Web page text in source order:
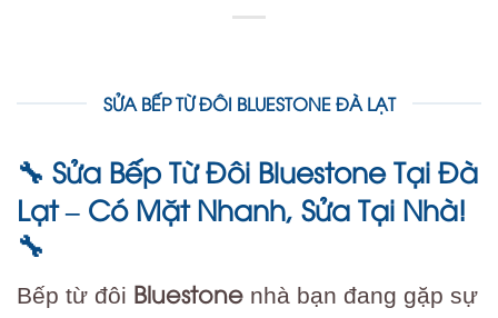
SỬA BẾP TỪ ĐÔI BLUESTONE ĐÀ LẠT
🔧 Sửa Bếp Từ Đôi Bluestone Tại Đà
Lạt – Có Mặt Nhanh, Sửa Tại Nhà!
🔧
Bếp từ đôi Bluestone nhà bạn đang gặp sự